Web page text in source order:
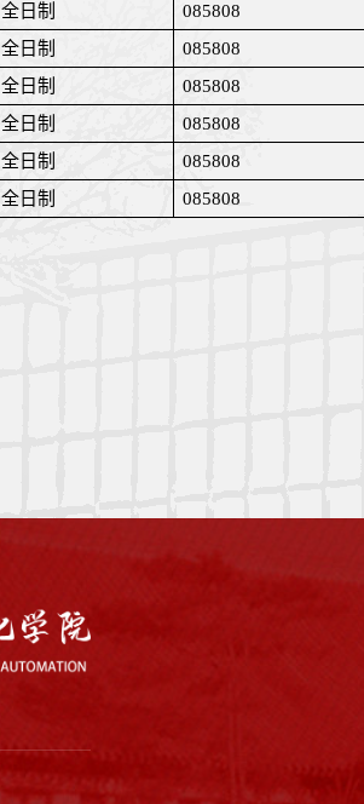
全日制 085808
全日制 085808
全日制 085808
全日制 085808
全日制 085808
全日制 085808